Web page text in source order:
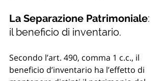
La Separazione Patrimoniale:
il beneficio di inventario.
Secondo l’art. 490, comma 1 c.c., il
beneficio d’inventario ha l’effetto di